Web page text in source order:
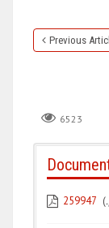
Previous
6523
259947 (